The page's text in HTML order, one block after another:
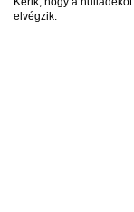
elvégzik.